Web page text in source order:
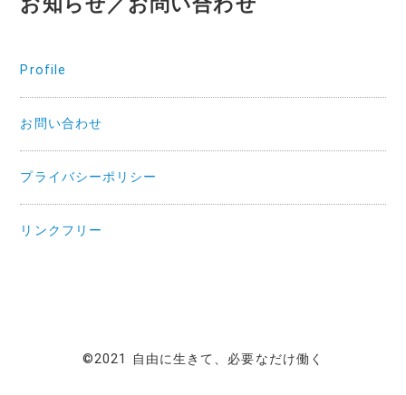
Profile
お問い合わせ
プライバシーポリシー
リンクフリー
©2021 自由に生きて、必要なだけ働く